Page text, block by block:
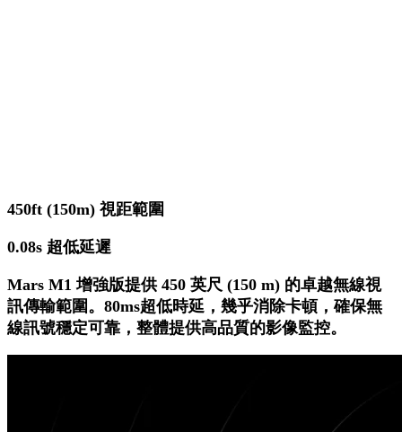
450ft (150m) 視距範圍
0.08s 超低延遲
Mars M1 增強版提供 450 英尺 (150 m) 的卓越無線視
訊傳輸範圍。80ms超低時延，幾乎消除卡頓，確保無
線訊號穩定可靠，整體提供高品質的影像監控。